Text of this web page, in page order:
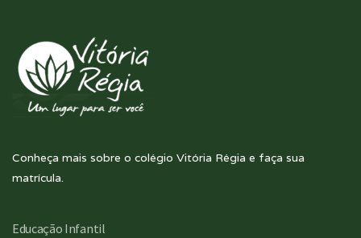
Conheça mais sobre o colégio Vitória Régia e faça sua
matrícula.
Educação Infantil